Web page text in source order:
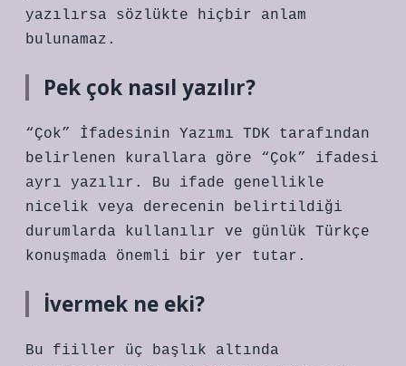
yazılırsa sözlükte hiçbir anlam
bulunamaz.
Pek çok nasıl yazılır?
“Çok” İfadesinin Yazımı TDK tarafından
belirlenen kurallara göre “Çok” ifadesi
ayrı yazılır. Bu ifade genellikle
nicelik veya derecenin belirtildiği
durumlarda kullanılır ve günlük Türkçe
konuşmada önemli bir yer tutar.
İvermek ne eki?
Bu fiiller üç başlık altında